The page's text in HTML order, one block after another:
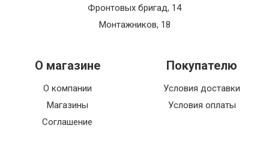
Фронтовых бригад, 14
Монтажников, 18
О магазине
О компании
Магазины
Соглашение
Покупателю
Условия доставки
Условия оплаты